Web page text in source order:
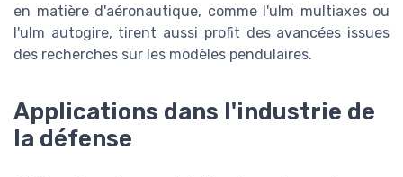
en matière d'aéronautique, comme l'ulm multiaxes ou
l'ulm autogire, tirent aussi profit des avancées issues
des recherches sur les modèles pendulaires.
Applications dans l'industrie de
la défense